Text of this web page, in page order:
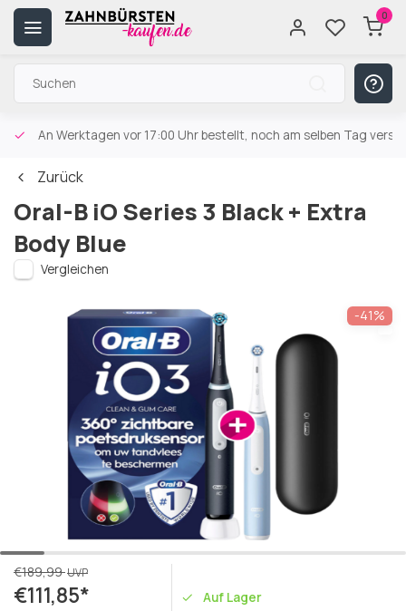
0
An Werktagen vor 17:00 Uhr bestellt, noch am selben Tag
Zurück
Oral-B iO Series 3 Black + Extra
Body Blue
Vergleichen
-41%
€189,99UVP
€111,85* Auf Lager